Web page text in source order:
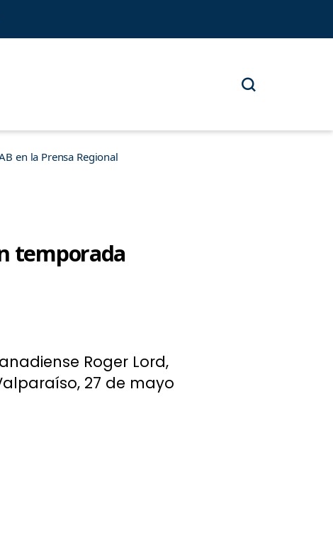
en la Prensa Regional
temporada
Roger Lord,
27 de mayo